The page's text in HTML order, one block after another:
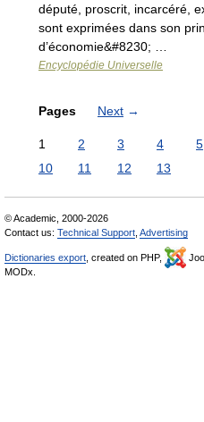
député, proscrit, incarcéré,
sont exprimées dans son
d’économie&#8230; …
Encyclopédie Universelle
Pages Next →
1 2 3 4 5
10
11 12 13
© Academic, 2000-2026
Contact us: Technical Support Advertising
Dictionaries export , created on PHP,
MODx.